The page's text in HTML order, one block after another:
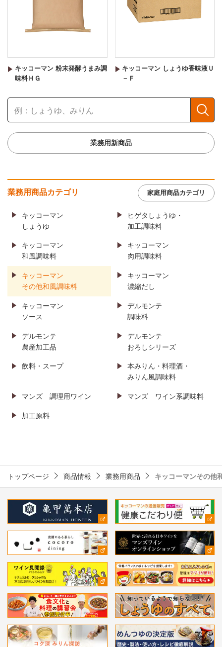
キッコーマン 粉末発酵うまみ調
味料ＨＧ
キッコーマン しょうゆ香味液Ｕ
－Ｆ
業務用新商品
業務用商品カテゴリ 家庭用商品カテゴリ
キッコーマン
しょうゆ
ヒゲタしょうゆ・
加工調味料
キッコーマン
和風調味料
キッコーマン
肉用調味料
キッコーマン
その他和風調味料
キッコーマン
濃縮だし
キッコーマン
ソース
デルモンテ
調味料
デルモンテ
農産加工品
デルモンテ
おろしシリーズ
飲料・スープ
本みりん・料理酒・
みりん風調味料
マンズ 調理用ワイン マンズ ワイン系調味料
加工原料
トップページ 商品情報 業務用商品 キッコーマンその他